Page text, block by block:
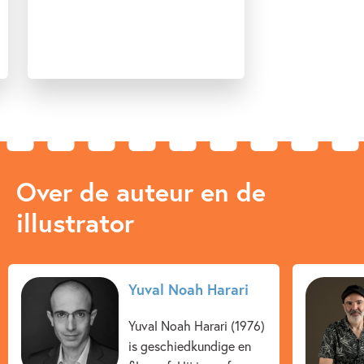
Over de auteur en de
illustrator
Yuval Noah Harari
Yuval Noah Harari (1976)
is geschiedkundige en